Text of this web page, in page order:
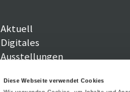
Diese Webseite verwendet Cookies
Aktuell
Digitales
Ausstellungen
Kino2online